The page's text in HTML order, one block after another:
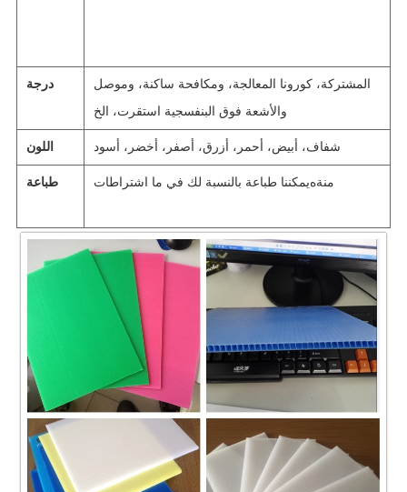
درجة
المشتركة، كورونا المعالجة، ومكافحة ساكنة، وموصل
والأشعة فوق البنفسجية استقرت، الخ
اللون شفاف، أبيض، أحمر، أزرق، أصفر، أخضر، أسود
طباعة يمكننا طباعة بالنسبة لك في ما اشتراطاتهمنة